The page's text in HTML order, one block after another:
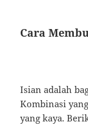
Cara
Isian adalah
Kombinasi
yang kaya.